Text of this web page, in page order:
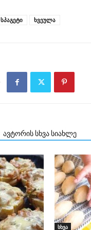
სპაგეტი ხვეულა
ავტორის სხვა სიახლე
სხვა